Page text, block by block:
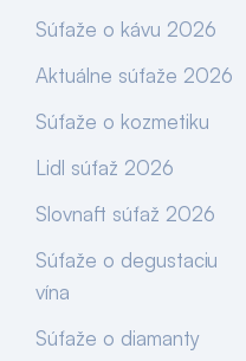
Súťaže o kávu 2026
Aktuálne súťaže 2026
Súťaže o kozmetiku
Lidl súťaž 2026
Slovnaft súťaž 2026
Súťaže o degustaciu
vína
Súťaže o diamanty